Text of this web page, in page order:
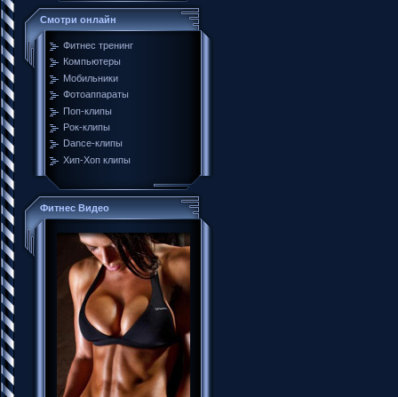
Смотри онлайн
Фитнес тренинг
Компьютеры
Мобильники
Фотоаппараты
Поп-клипы
Рок-клипы
Dance-клипы
Хип-Хоп клипы
Фитнес Видео